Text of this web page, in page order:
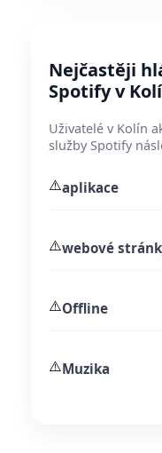
Nejčastěji
Spotify v
Uživatelé v Kolín
služby Spotify
⚠️aplikace
⚠️webové
⚠️Offline
⚠️Muzika